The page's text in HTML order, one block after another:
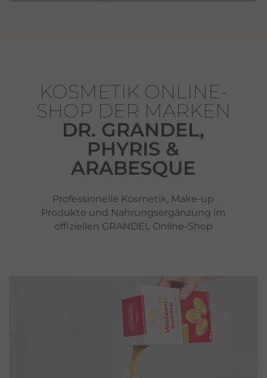
KOSMETIK ONLINE-
SHOP DER MARKEN
DR. GRANDEL,
PHYRIS &
ARABESQUE
Professionelle Kosmetik, Make-up
Produkte und Nahrungsergänzung im
offiziellen GRANDEL Online-Shop